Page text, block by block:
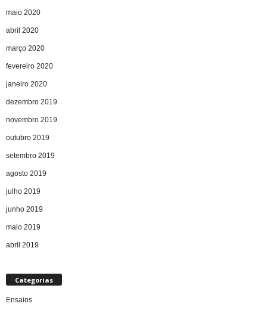
maio 2020
abril 2020
março 2020
fevereiro 2020
janeiro 2020
dezembro 2019
novembro 2019
outubro 2019
setembro 2019
agosto 2019
julho 2019
junho 2019
maio 2019
abril 2019
Categorias
Ensaios